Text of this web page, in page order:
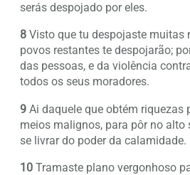
serás despojado por eles.
8 Visto que tu despojaste muitas
povos restantes te despojarão;
das pessoas, e da violência
todos os seus moradores.
9 Ai daquele que obtém riquezas
meios malignos, para pôr no alto
se livrar do poder da calamidade.
10 Tramaste plano vergonhoso